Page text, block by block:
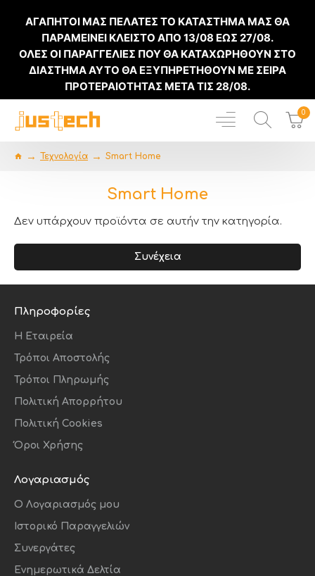
ΑΓΑΠΗΤΟΙ ΜΑΣ ΠΕΛΑΤΕΣ ΤΟ ΚΑΤΑΣΤΗΜΑ ΜΑΣ ΘΑ
ΠΑΡΑΜΕΙΝΕΙ ΚΛΕΙΣΤΟ ΑΠΟ 13/08 ΕΩΣ 27/08.
ΟΛΕΣ ΟΙ ΠΑΡΑΓΓΕΛΙΕΣ ΠΟΥ ΘΑ ΚΑΤΑΧΩΡΗΘΟΥΝ ΣΤΟ
ΔΙΑΣΤΗΜΑ ΑΥΤΟ ΘΑ ΕΞΥΠΗΡΕΤΗΘΟΥΝ ΜΕ ΣΕΙΡΑ
ΠΡΟΤΕΡΑΙΟΤΗΤΑΣ ΜΕΤΑ ΤΙΣ 28/08.
0
Τεχνολογία Smart Home
Smart Home
Δεν υπάρχουν προϊόντα σε αυτήν την κατηγορία.
Συνέχεια
Πληροφορίες
Η Εταιρεία
Τρόποι Αποστολής
Τρόποι Πληρωμής
Πολιτική Απορρήτου
Πολιτική Cookies
Όροι Χρήσης
Λογαριασμός
O Λογαριασμός μου
Ιστορικό Παραγγελιών
Συνεργάτες
Ενημερωτικά Δελτία